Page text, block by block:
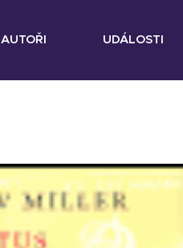
AUTOŘI UDÁLOSTI